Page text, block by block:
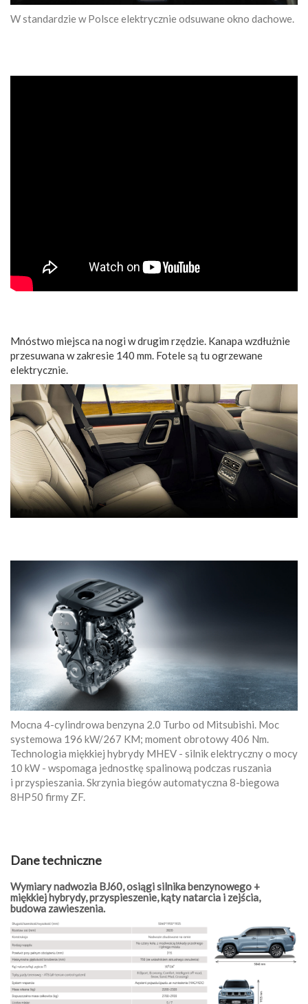
W standardzie w Polsce elektrycznie odsuwane okno dachowe.
Mnóstwo miejsca na nogi w drugim rzędzie. Kanapa wzdłużnie
przesuwana w zakresie 140 mm. Fotele są tu ogrzewane
elektrycznie.
Mocna 4-cylindrowa benzyna 2.0 Turbo od Mitsubishi. Moc
systemowa 196 kW/267 KM; moment obrotowy 406 Nm.
Technologia miękkiej hybrydy MHEV - silnik elektryczny o mocy
10 kW - wspomaga jednostkę spalinową podczas ruszania
i przyspieszania. Skrzynia biegów automatyczna 8-biegowa
8HP50 firmy ZF.
Dane techniczne
Wymiary nadwozia BJ60, osiągi silnika benzynowego +
miękkiej hybrydy, przyspieszenie, kąty natarcia i zejścia,
budowa zawieszenia.